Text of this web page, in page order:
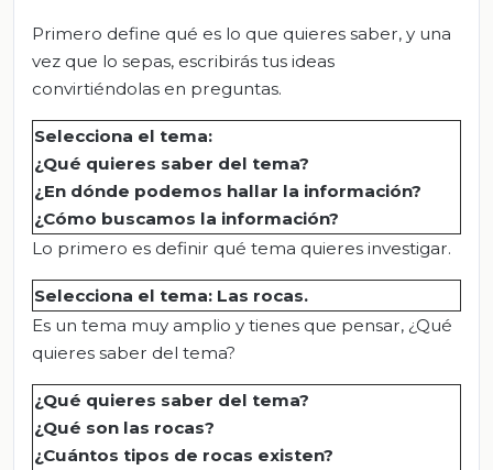
Primero define qué es lo que quieres saber, y una
vez que lo sepas, escribirás tus ideas
convirtiéndolas en preguntas.
Selecciona el tema:
¿Qué quieres saber del tema?
¿En dónde podemos hallar la información?
¿Cómo buscamos la información?
Lo primero es definir qué tema quieres investigar.
Selecciona el tema: Las rocas.
Es un tema muy amplio y tienes que pensar, ¿Qué
quieres saber del tema?
¿Qué quieres saber del tema?
¿Qué son las rocas?
¿Cuántos tipos de rocas existen?